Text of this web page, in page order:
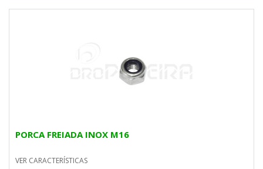
PORCA FREIADA INOX M16
VER CARACTERÍSTICAS